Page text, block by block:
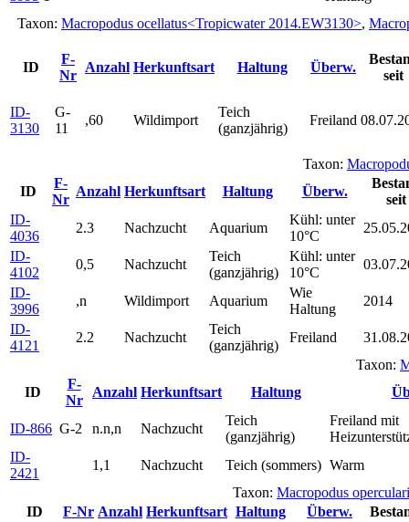
Taxon: Macropodus ocellatus<Tropicwater 2014.EW3130>,
ID
F-
Nr
Anzahl Herkunftsart Haltung Überw.
seit
ID-
3130
G-
11
,60 Wildimport
Teich
(ganzjährig)
Freiland
Taxon:
ID
F-
Nr
Anzahl Herkunftsart Haltung Überw.
seit
ID-
4036
2.3 Nachzucht Aquarium
Kühl: unter
10°C
ID-
4102
0,5 Nachzucht
Teich
(ganzjährig)
Kühl: unter
10°C
ID-
3996
,n Wildimport Aquarium
Wie
Haltung
2014
ID-
4121
2.2 Nachzucht
Teich
(ganzjährig)
Freiland
Taxon:
ID
F-
Nr
Anzahl Herkunftsart Haltung
ID-866 G-2 n.n,n Nachzucht
Teich
(ganzjährig)
Freiland mit
ID-
2421
1,1 Nachzucht Teich (sommers) Warm
Taxon: Macropodus
ID
F-Nr Anzahl Herkunftsart Haltung Überw.